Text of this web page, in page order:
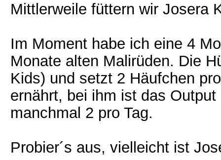
Mittlerweile füttern wir Josera
Im Moment habe ich eine 4
Monate alten Malirüden. Die
Kids) und setzt 2 Häufchen
ernährt, bei ihm ist das
manchmal 2 pro Tag.
Probier´s aus, vielleicht ist